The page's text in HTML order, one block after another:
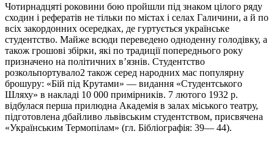
Чотирнадцяті роковини бою пройшли під знаком цілого ряду
сходин і рефератів не тільки по містах і селах Галичини, а й по
всіх закордонних осередках, де гуртується українське
студентство. Майже всюди переведено одноденну голодівку, а
також грошові збірки, які по традиції попереднього року
призначено на політичних в’язнів. Студентство
розкольпортувало2 також серед народних мас популярну
брошуру: «Бій під Крутами» — видання «Студентського
Шляху» в накладі 10 000 примірників. 7 лютого 1932 р.
відбулася перша прилюдна Академія в залах міського театру,
підготовлена дбайливо львівським студентством, присвячена
«Українським Термопілам» (гл. Бібліографія: 39— 44).